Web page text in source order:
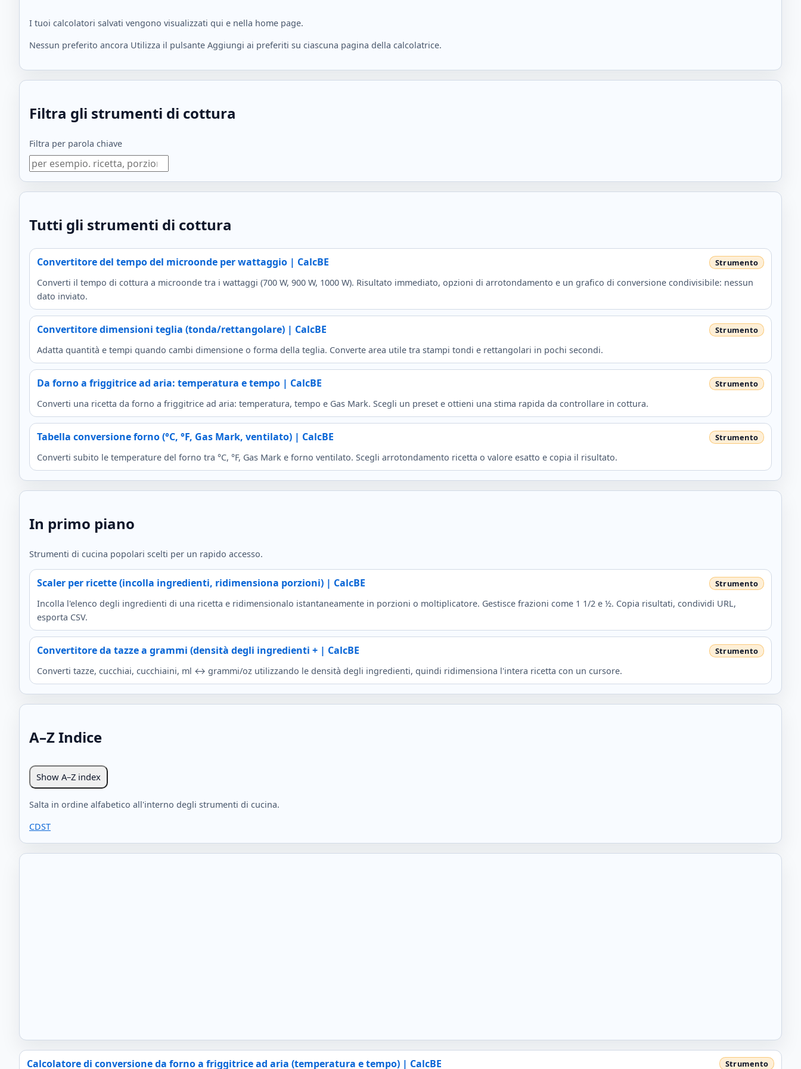
I tuoi calcolatori salvati vengono visualizzati qui e nella home page.
Nessun preferito ancora Utilizza il pulsante Aggiungi ai preferiti su ciascuna pagina della calcolatrice.
Filtra gli strumenti di cottura
Filtra per parola chiave
Tutti gli strumenti di cottura
Convertitore del tempo del microonde per wattaggio | CalcBE
Converti il tempo di cottura a microonde tra i wattaggi (700 W, 900 W, 1000 W). Risultato immediato, opzioni di arrotondamento e un grafico di conversione condivisibile: nessun
dato inviato.
Convertitore dimensioni teglia (tonda/rettangolare) | CalcBE
Adatta quantità e tempi quando cambi dimensione o forma della teglia. Converte area utile tra stampi tondi e rettangolari in pochi secondi.
Da forno a friggitrice ad aria: temperatura e tempo | CalcBE
Converti una ricetta da forno a friggitrice ad aria: temperatura, tempo e Gas Mark. Scegli un preset e ottieni una stima rapida da controllare in cottura.
Tabella conversione forno (°C, °F, Gas Mark, ventilato) | CalcBE
Converti subito le temperature del forno tra °C, °F, Gas Mark e forno ventilato. Scegli arrotondamento ricetta o valore esatto e copia il risultato.
In primo piano
Strumenti di cucina popolari scelti per un rapido accesso.
Scaler per ricette (incolla ingredienti, ridimensiona porzioni) | CalcBE
Incolla l'elenco degli ingredienti di una ricetta e ridimensionalo istantaneamente in porzioni o moltiplicatore. Gestisce frazioni come 1 1/2 e ½. Copia risultati, condividi URL,
esporta CSV.
Convertitore da tazze a grammi (densità degli ingredienti + | CalcBE
Converti tazze, cucchiai, cucchiaini, ml ↔ grammi/oz utilizzando le densità degli ingredienti, quindi ridimensiona l'intera ricetta con un cursore.
A–Z Indice
Show A–Z index
Salta in ordine alfabetico all'interno degli strumenti di cucina.
CDST
Calcolatore di conversione da forno a friggitrice ad aria (temperatura e tempo) | CalcBE